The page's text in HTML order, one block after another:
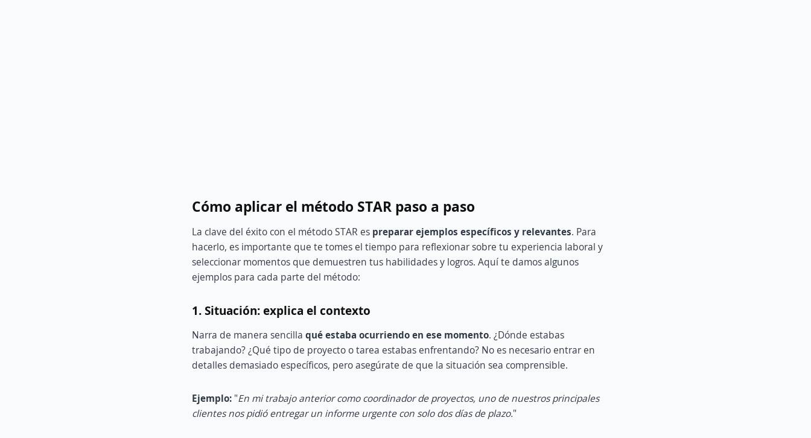
Cómo aplicar el método STAR paso a paso
La clave del éxito con el método STAR es preparar ejemplos específicos y relevantes. Para
hacerlo, es importante que te tomes el tiempo para reflexionar sobre tu experiencia laboral y
seleccionar momentos que demuestren tus habilidades y logros. Aquí te damos algunos
ejemplos para cada parte del método:
1. Situación: explica el contexto
Narra de manera sencilla qué estaba ocurriendo en ese momento. ¿Dónde estabas
trabajando? ¿Qué tipo de proyecto o tarea estabas enfrentando? No es necesario entrar en
detalles demasiado específicos, pero asegúrate de que la situación sea comprensible.
Ejemplo: "En mi trabajo anterior como coordinador de proyectos, uno de nuestros principales
clientes nos pidió entregar un informe urgente con solo dos días de plazo."